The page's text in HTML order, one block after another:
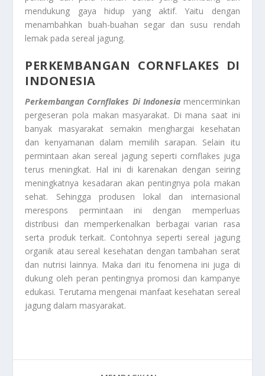
mendukung gaya hidup yang aktif. Yaitu dengan
menambahkan buah-buahan segar dan susu rendah
lemak pada sereal jagung.
PERKEMBANGAN CORNFLAKES DI
INDONESIA
Perkembangan Cornflakes Di Indonesiamencerminkan
pergeseran pola makan masyarakat. Di mana saat ini
banyak masyarakat semakin menghargai kesehatan
dan kenyamanan dalam memilih sarapan. Selain itu
permintaan akan sereal jagung seperti cornflakes juga
terus meningkat. Hal ini di karenakan dengan seiring
meningkatnya kesadaran akan pentingnya pola makan
sehat. Sehingga produsen lokal dan internasional
merespons permintaan ini dengan memperluas
distribusi dan memperkenalkan berbagai varian rasa
serta produk terkait. Contohnya seperti sereal jagung
organik atau sereal kesehatan dengan tambahan serat
dan nutrisi lainnya. Maka dari itu fenomena ini juga di
dukung oleh peran pentingnya promosi dan kampanye
edukasi. Terutama mengenai manfaat kesehatan sereal
jagung dalam masyarakat.